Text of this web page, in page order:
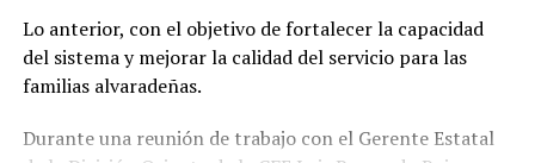
DESPUÉS
Veracruz bajo temporal lluvioso; alertan por
inundaciones, deslaves y crecida de ríos
Veracruz prevé junio lluvioso y un julio más seco
Lo anterior, con el objetivo de fortalecer la capacidad
del sistema y mejorar la calidad del servicio para las
familias alvaradeñas.
Durante una reunión de trabajo con el Gerente Estatal